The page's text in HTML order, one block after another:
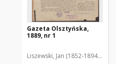
Gazeta Olsztyńska,
1889, nr 1
Liszewski, Jan (1852-1894). Red.